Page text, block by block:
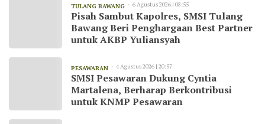
TULANG BAWANG 6 Agustus 2026 | 08:55
Pisah Sambut Kapolres, SMSI Tulang
Bawang Beri Penghargaan Best Partner
untuk AKBP Yuliansyah
PESAWARAN 4 Agustus 2026 | 20:57
SMSI Pesawaran Dukung Cyntia
Martalena, Berharap Berkontribusi
untuk KNMP Pesawaran